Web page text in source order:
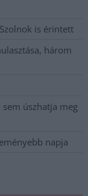
is érintett
három
úszhatja meg
napja